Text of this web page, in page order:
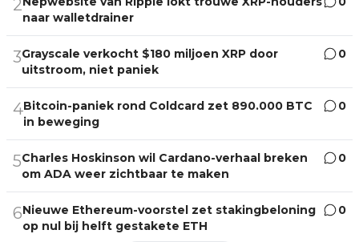
2
naar walletdrainer
3Grayscale verkocht $180 miljoen XRP door
uitstroom, niet paniek
0
4Bitcoin-paniek rond Coldcard zet 890.000 BTC
in beweging
0
5Charles Hoskinson wil Cardano-verhaal breken
om ADA weer zichtbaar te maken
0
6Nieuwe Ethereum-voorstel zet stakingbeloning
op nul bij helft gestakete ETH
0